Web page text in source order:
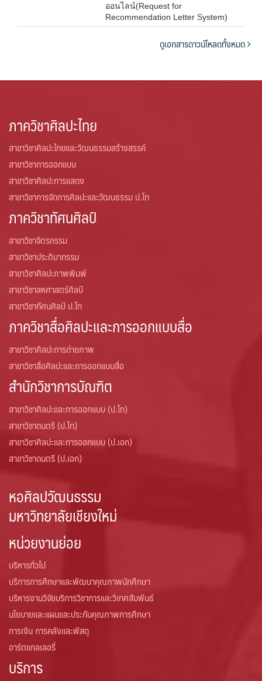
ออนไลน์(Request for
Recommendation Letter System)
ดูเอกสารดาวน์โหลดทั้งหมด
ภาควิชาศิลปะไทย
สาขาวิชาศิลปะไทยและวัฒนธรรมสร้างสรรค์
สาขาวิชาการออกแบบ
สาขาวิชาศิลปะการแสดง
สาขาวิชาการจัดการศิลปะและวัฒนธรรม ป.โท
ภาควิชาทัศนศิลป์
สาขาวิชาจิตรกรรม
สาขาวิชาประติมากรรม
สาขาวิชาศิลปะภาพพิมพ์
สาขาวิชาสหศาสตร์ศิลป์
สาขาวิชาทัศนศิลป์ ป.โท
ภาควิชาสื่อศิลปะและการออกแบบสื่อ
สาขาวิชาศิลปะการถ่ายภาพ
สาขาวิชาสื่อศิลปะและการออกแบบสื่อ
สำนักวิชาการบัณฑิต
สาขาวิชาศิลปะและการออกแบบ (ป.โท)
สาขาวิชาดนตรี (ป.โท)
สาขาวิชาศิลปะและการออกแบบ (ป.เอก)
สาขาวิชาดนตรี (ป.เอก)
หอศิลปวัฒนธรรม
มหาวิทยาลัยเชียงใหม่
หน่วยงานย่อย
บริหารทั่วไป
บริการการศึกษาและพัฒนาคุณภาพนักศึกษา
บริหารงานวิจัยบริการวิชาการและวิเทศสัมพันธ์
นโยบายและแผนและประกันคุณภาพการศึกษา
การเงิน การคลังและพัสดุ
อาร์ตแกลเลอรี่
บริการ